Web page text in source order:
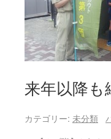
来年以降
カテゴリー: 未分類